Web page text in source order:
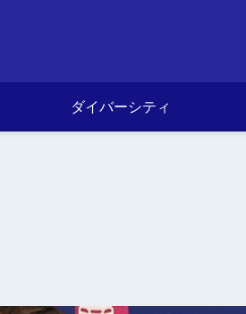
ダイバーシティ